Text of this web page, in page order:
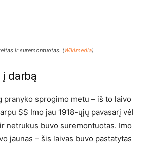
ir suremontuotas. (Wikimedia)
į darbą
pranyko sprogimo metu – iš to laivo
SS Imo jau 1918-ųjų pavasarį vėl
netrukus buvo suremontuotas. Imo
jaunas – šis laivas buvo pastatytas